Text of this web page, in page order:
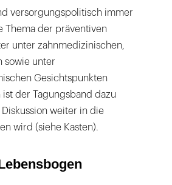
versorgungspolitisch immer
der präventiven
unter zahnmedizinischen,
sowie unter
Gesichtspunkten
der Tagungsband dazu
weiter in die
wird (siehe Kasten).